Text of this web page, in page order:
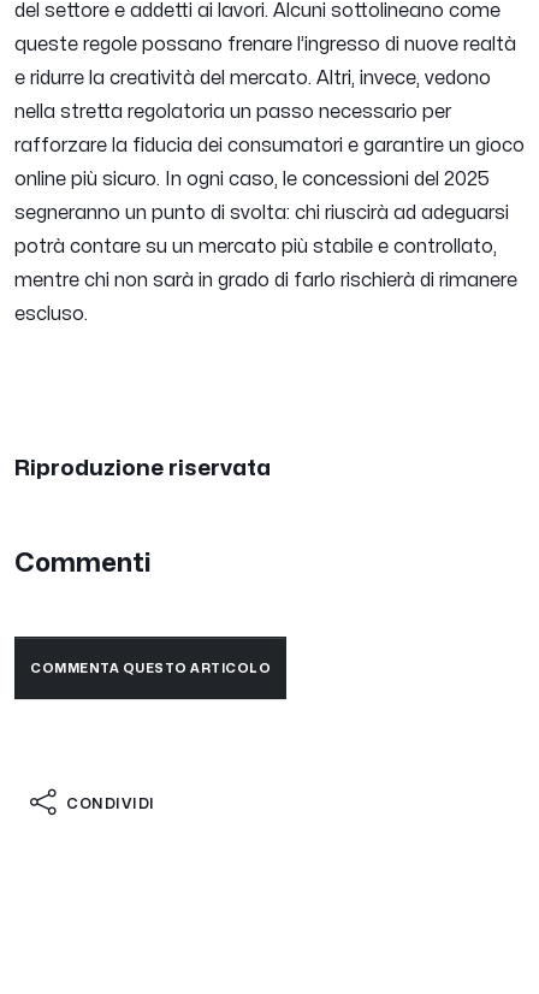
del settore e addetti ai lavori. Alcuni sottolineano come
queste regole possano frenare l’ingresso di nuove realtà
e ridurre la creatività del mercato. Altri, invece, vedono
nella stretta regolatoria un passo necessario per
rafforzare la fiducia dei consumatori e garantire un gioco
online più sicuro. In ogni caso, le concessioni del 2025
segneranno un punto di svolta: chi riuscirà ad adeguarsi
potrà contare su un mercato più stabile e controllato,
mentre chi non sarà in grado di farlo rischierà di rimanere
escluso.
Riproduzione riservata
Commenti
COMMENTA QUESTO ARTICOLO
CONDIVIDI